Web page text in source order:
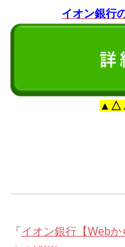
イオン銀行
「 イオン銀行【Web